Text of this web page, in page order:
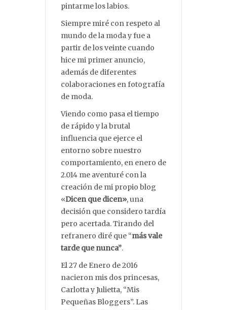
pintarme los labios.
Siempre miré con respeto al
mundo de la moda y fue a
partir de los veinte cuando
hice mi primer anuncio,
además de diferentes
colaboraciones en fotografía
de moda.
Viendo como pasa el tiempo
de rápido y la brutal
influencia que ejerce el
entorno sobre nuestro
comportamiento, en enero de
2.014 me aventuré con la
creación de mi propio blog
«Dicen que dicen», una
decisión que considero tardía
pero acertada. Tirando del
refranero diré que “más vale
tarde que nunca”.
El 27 de Enero de 2016
nacieron mis dos princesas,
Carlotta y Julietta, “Mis
Pequeñas Bloggers”. Las